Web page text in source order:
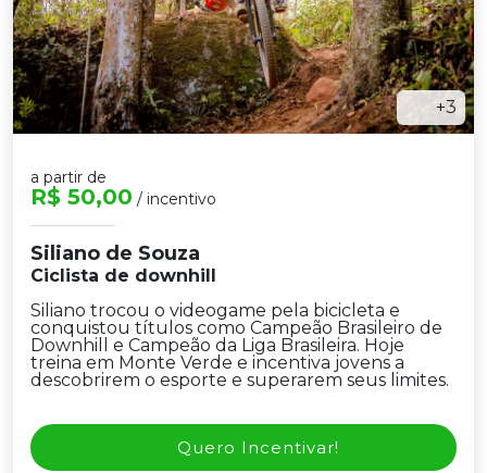
+3
a partir de
R$ 50,00 / incentivo
Siliano de Souza
Ciclista de downhill
Siliano trocou o videogame pela bicicleta e
conquistou títulos como Campeão Brasileiro de
Downhill e Campeão da Liga Brasileira. Hoje
treina em Monte Verde e incentiva jovens a
descobrirem o esporte e superarem seus limites.
Quero Incentivar!